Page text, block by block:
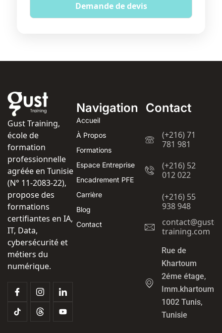
Demande de devis
Gust Training,
école de
formation
professionnelle
agréée en Tunisie
(N° 11-2083-22),
propose des
formations
certifiantes en IA,
IT, Data,
cybersécurité et
métiers du
numérique.
Navigation
Accueil
À Propos
Formations
Espace Entreprise
Encadrement PFE
Carrière
Blog
Contact
Contact
(+216) 71
781 981
(+216) 52
012 022
(+216) 55
938 948
contact@gust-
training.com
Rue de
Khartoum
2éme étage,
Imm.khartoum
1002 Tunis,
Tunisie